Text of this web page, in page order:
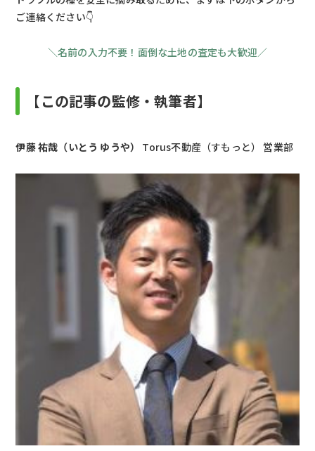
ご連絡ください👇
＼名前の入力不要！面倒な土地の査定も大歓迎／
【この記事の監修・執筆者】
伊藤 祐哉（いとう ゆうや） Torus不動産（すもっと） 営業部